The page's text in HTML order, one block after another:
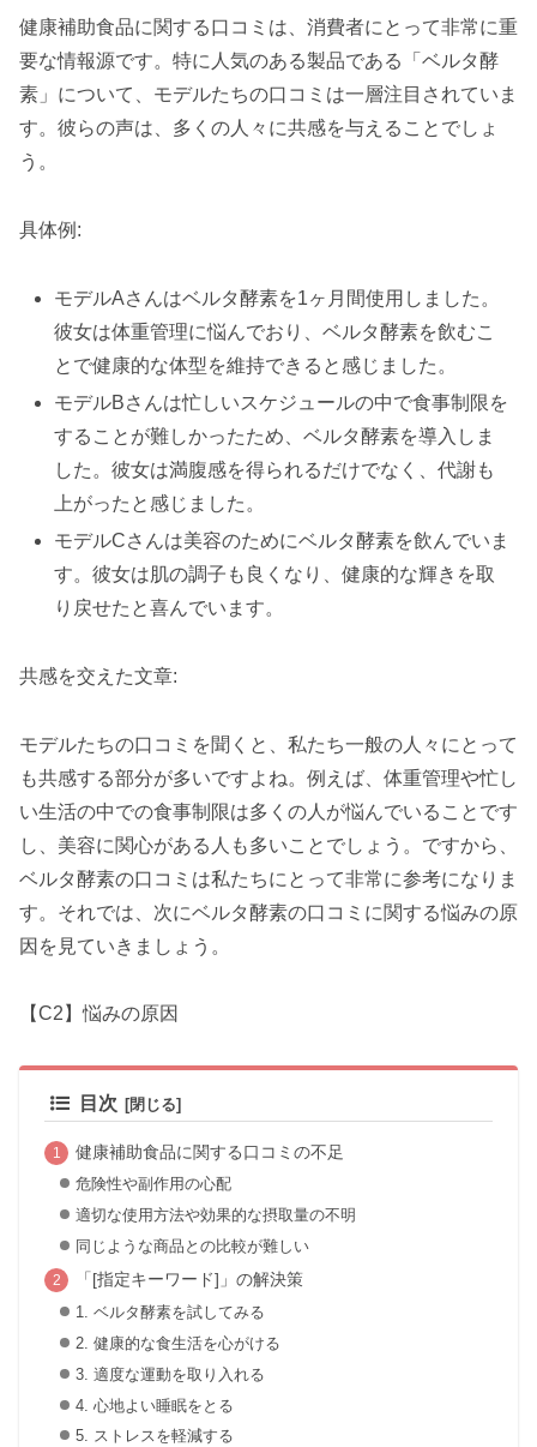
健康補助食品に関する口コミは、消費者にとって非常に重
要な情報源です。特に人気のある製品である「ベルタ酵
素」について、モデルたちの口コミは一層注目されていま
す。彼らの声は、多くの人々に共感を与えることでしょ
う。
具体例:
モデルAさんはベルタ酵素を1ヶ月間使用しました。
彼女は体重管理に悩んでおり、ベルタ酵素を飲むこ
とで健康的な体型を維持できると感じました。
モデルBさんは忙しいスケジュールの中で食事制限を
することが難しかったため、ベルタ酵素を導入しま
した。彼女は満腹感を得られるだけでなく、代謝も
上がったと感じました。
モデルCさんは美容のためにベルタ酵素を飲んでいま
す。彼女は肌の調子も良くなり、健康的な輝きを取
り戻せたと喜んでいます。
共感を交えた文章:
モデルたちの口コミを聞くと、私たち一般の人々にとって
も共感する部分が多いですよね。例えば、体重管理や忙し
い生活の中での食事制限は多くの人が悩んでいることです
し、美容に関心がある人も多いことでしょう。ですから、
ベルタ酵素の口コミは私たちにとって非常に参考になりま
す。それでは、次にベルタ酵素の口コミに関する悩みの原
因を見ていきましょう。
【C2】悩みの原因
目次
健康補助食品に関する口コミの不足
危険性や副作用の心配
適切な使用方法や効果的な摂取量の不明
同じような商品との比較が難しい
「[指定キーワード]」の解決策
1. ベルタ酵素を試してみる
2. 健康的な食生活を心がける
3. 適度な運動を取り入れる
4. 心地よい睡眠をとる
5. ストレスを軽減する